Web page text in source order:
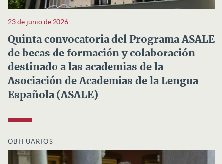
23 de junio de 2026
Quinta convocatoria del Programa ASALE
de becas de formación y colaboración
destinado a las academias de la
Asociación de Academias de la Lengua
Española (ASALE)
OBITUARIOS